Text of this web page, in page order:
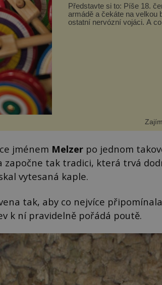
Představte si to: Píše 18.
armádě a čekáte na velkou
ostatní nervózní vojáci. A
jménem Melzer po jednom
započne tak tradici, která trvá
vytesaná kaple.
tak, aby co nejvíce
k ní pravidelně pořádá poutě.